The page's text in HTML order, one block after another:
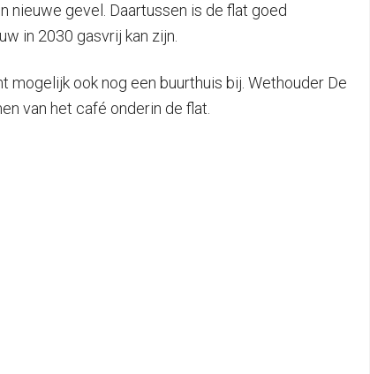
nieuwe gevel. Daartussen is de flat goed
in 2030 gasvrij kan zijn.
ook nog een buurthuis bij. Wethouder De
van het café onderin de flat.